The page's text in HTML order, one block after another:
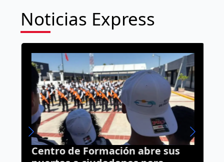
Noticias Express
Centro de Formación abre sus